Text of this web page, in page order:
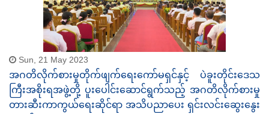
Sun, 21 May 2023
အဂတိလိုက်စားမှုတိုက်ဖျက်ရေးကော်မရှင်နှင့် ပဲခူးတိုင်းဒေသ
ကြီးအစိုးရအဖွဲ့တို့ ပူးပေါင်းဆောင်ရွက်သည့် အဂတိလိုက်စားမှု
တားဆီးကာကွယ်ရေးဆိုင်ရာ အသိပညာပေး ရှင်းလင်းဆွေးနွေး